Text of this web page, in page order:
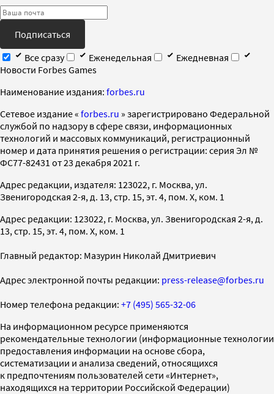
Подписаться
Все сразу
Еженедельная
Ежедневная
Новости Forbes Games
Наименование издания: forbes.ru
Cетевое издание « forbes.ru » зарегистрировано Федеральной
службой по надзору в сфере связи, информационных
технологий и массовых коммуникаций, регистрационный
номер и дата принятия решения о регистрации: серия Эл №
ФС77-82431 от 23 декабря 2021 г.
Адрес редакции, издателя: 123022, г. Москва, ул.
Звенигородская 2-я, д. 13, стр. 15, эт. 4, пом. X, ком. 1
Адрес редакции: 123022, г. Москва, ул. Звенигородская 2-я, д.
13, стр. 15, эт. 4, пом. X, ком. 1
Главный редактор: Мазурин Николай Дмитриевич
Адрес электронной почты редакции: press-release@forbes.ru
Номер телефона редакции: +7 (495) 565-32-06
На информационном ресурсе применяются
рекомендательные технологии (информационные технологии
предоставления информации на основе сбора,
систематизации и анализа сведений, относящихся
к предпочтениям пользователей сети «Интернет»,
находящихся на территории Российской Федерации)